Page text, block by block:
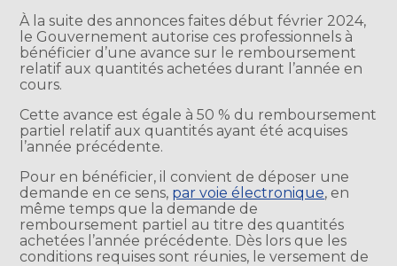
À la suite des annonces faites début février 2024,
le Gouvernement autorise ces professionnels à
bénéficier d’une avance sur le remboursement
relatif aux quantités achetées durant l’année en
cours.
Cette avance est égale à 50 % du remboursement
partiel relatif aux quantités ayant été acquises
l’année précédente.
Pour en bénéficier, il convient de déposer une
demande en ce sens, par voie électronique, en
même temps que la demande de
remboursement partiel au titre des quantités
achetées l’année précédente. Dès lors que les
conditions requises sont réunies, le versement de